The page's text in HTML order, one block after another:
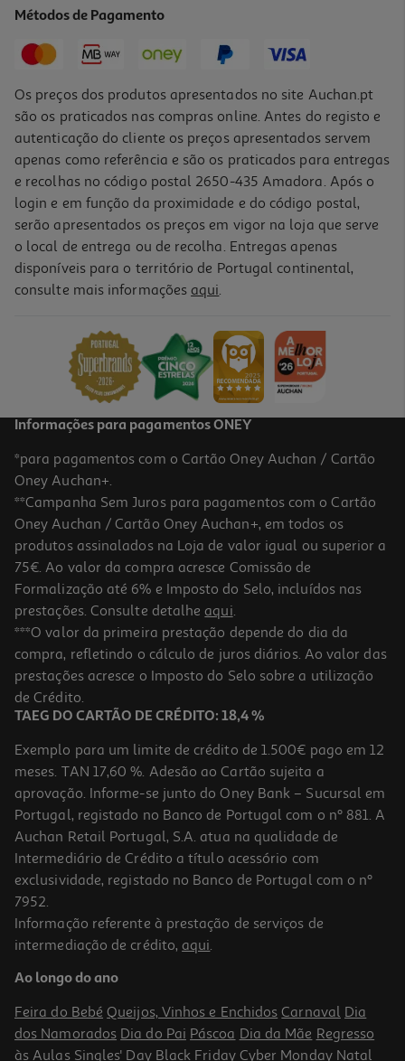
4.5
Gel Bioderma Atoderm Creme Intensive 500ml
31,95 €
5.0
Gel Bioderma Atoderm Creme Intensive 200ml
109.75 €/Lt
21,95 €
Bálsamo Bioderma Atoderm Pp 500ml
65.9 €/Lt
32,95 €
Métodos de Pagamento
Os preços dos produtos apresentados no site Auchan.pt
são os praticados nas compras online. Antes do registo e
autenticação do cliente os preços apresentados servem
apenas como referência e são os praticados para entregas
e recolhas no código postal 2650-435 Amadora. Após o
login e em função da proximidade e do código postal,
serão apresentados os preços em vigor na loja que serve
o local de entrega ou de recolha. Entregas apenas
disponíveis para o território de Portugal continental,
consulte mais informações aqui.
Informações para pagamentos ONEY
*para pagamentos com o Cartão Oney Auchan / Cartão
Oney Auchan+.
**Campanha Sem Juros para pagamentos com o Cartão
Oney Auchan / Cartão Oney Auchan+, em todos os
produtos assinalados na Loja de valor igual ou superior a
75€. Ao valor da compra acresce Comissão de
Formalização até 6% e Imposto do Selo, incluídos nas
prestações. Consulte detalhe aqui.
***O valor da primeira prestação depende do dia da
compra, refletindo o cálculo de juros diários. Ao valor das
prestações acresce o Imposto do Selo sobre a utilização
de Crédito.
TAEG DO CARTÃO DE CRÉDITO: 18,4 %
Exemplo para um limite de crédito de 1.500€ pago em 12
meses. TAN 17,60 %. Adesão ao Cartão sujeita a
aprovação. Informe-se junto do Oney Bank – Sucursal em
Portugal, registado no Banco de Portugal com o nº 881. A
Auchan Retail Portugal, S.A. atua na qualidade de
Intermediário de Crédito a título acessório com
exclusividade, registado no Banco de Portugal com o nº
7952.
Informação referente à prestação de serviços de
intermediação de crédito, aqui.
Ao longo do ano
Feira do Bebé Queijos, Vinhos e Enchidos Carnaval Dia
dos Namorados Dia do Pai Páscoa Dia da Mãe Regresso
às Aulas Singles' Day Black Friday Cyber Monday Natal